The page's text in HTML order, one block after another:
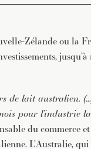
Zélande ou la
jusqu’à
de lait australien.
pour l’industrie
du commerce
L’Australie,
lettre d’info avec